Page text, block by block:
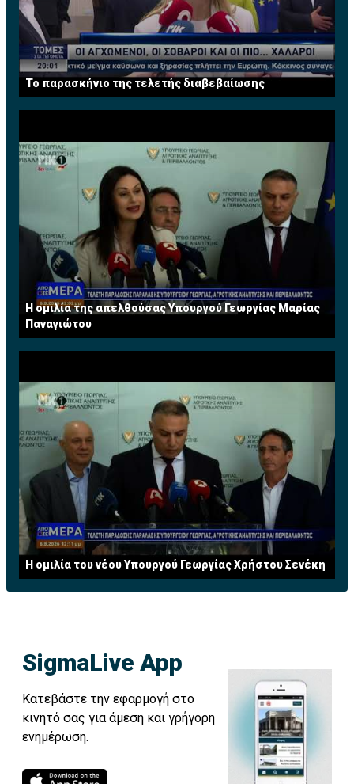
Το παρασκήνιο της τελετής διαβεβαίωσης
Η ομιλία της απελθούσας Υπουργού Γεωργίας Μαρίας
Παναγιώτου
Η ομιλία του νέου Υπουργού Γεωργίας Χρήστου Σενέκη
SigmaLive App
Κατεβάστε την εφαρμογή στο
κινητό σας για άμεση και γρήγορη
ενημέρωση.